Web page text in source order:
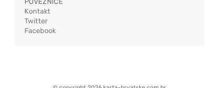
POVEZNICE
Kontakt
Twitter
Facebook